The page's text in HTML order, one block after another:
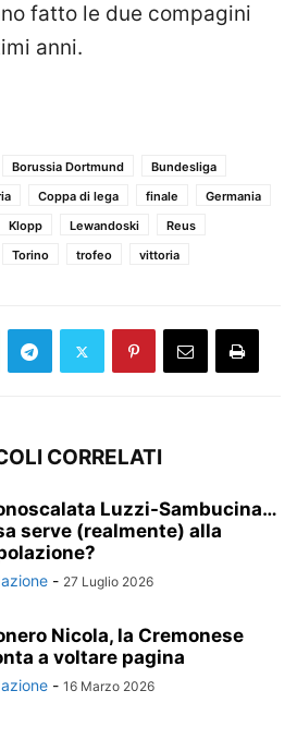
fatto le due compagini
anni.
Borussia Dortmund
Bundesliga
Coppa di lega finale
Germania
Klopp Lewandoski
Reus
Torino trofeo vittoria
CORRELATI
Luzzi-Sambucina…
serve (realmente) alla
- 27 Luglio 2026
Nicola, la Cremonese
a voltare pagina
- 16 Marzo 2026